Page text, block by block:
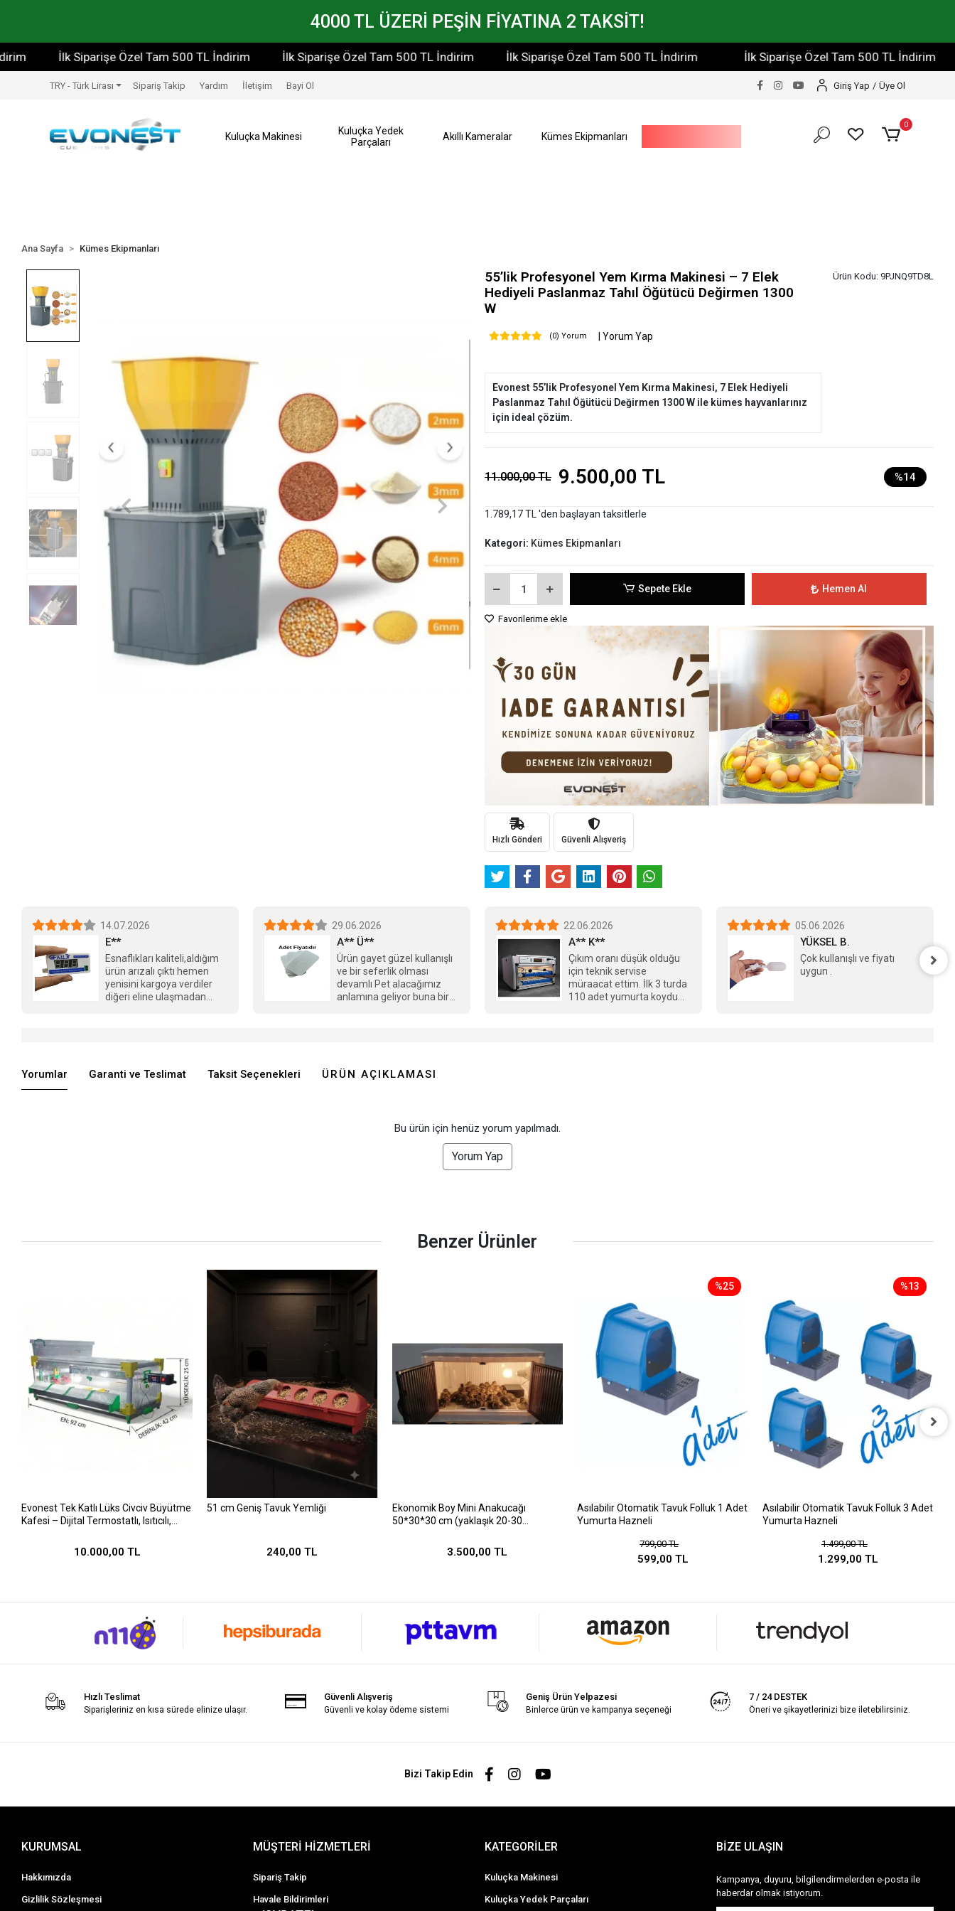
4000 TL ÜZERİ PEŞİN FİYATINA 2 TAKSİT!
İlk Siparişe Özel Tam 500 TL İndirim İlk Siparişe Özel Tam 500 TL İndirim İlk Siparişe Özel Tam 500 TL İndirim İlk Siparişe Özel Tam 500 TL İndirim
TRY - Türk Lirası Sipariş Takip Yardım İletişim Bayi Ol Giriş Yap / Üye Ol
Kuluçka Makinesi
Kuluçka Yedek
Parçaları
Akıllı Kameralar Kümes Ekipmanları
0
Ana Sayfa Kümes Ekipmanları
55’lik Profesyonel Yem Kırma Makinesi – 7 Elek
Hediyeli Paslanmaz Tahıl Öğütücü Değirmen 1300
W
Ürün Kodu: 9PJNQ9TD8L
(0) Yorum | Yorum Yap
Evonest 55’lik Profesyonel Yem Kırma Makinesi, 7 Elek Hediyeli
Paslanmaz Tahıl Öğütücü Değirmen 1300 W ile kümes hayvanlarınız
için ideal çözüm.
11.000,00 TL 9.500,00 TL %14
1.789,17 TL 'den başlayan taksitlerle
Kategori: Kümes Ekipmanları
Sepete Ekle Hemen Al
Favorilerime ekle
Hızlı Gönderi Güvenli Alışveriş
14.07.2026
E**
Esnaflıkları kaliteli,aldığım
ürün arızalı çıktı hemen
yenisini kargoya verdiler
diğeri eline ulaşmadan
29.06.2026
A** Ü**
Ürün gayet güzel kullanışlı
ve bir seferlik olması
devamlı Pet alacağımız
anlamına geliyor buna bir
22.06.2026
A** K**
Çıkım oranı düşük olduğu
için teknik servise
müraacat ettim. İlk 3 turda
110 adet yumurta koydum
basılı tutmuştuk. Keşke en
05.06.2026
YÜKSEL B.
Çok kullanışlı ve fiyatı
uygun .
Yorumlar Garanti ve Teslimat Taksit Seçenekleri ÜRÜN AÇIKLAMASI
Bu ürün için henüz yorum yapılmadı.
Yorum Yap
Benzer Ürünler
Evonest Tek Katlı Lüks Civciv Büyütme
Kafesi – Dijital Termostatlı, Isıtıcılı,
10.000,00 TL
51 cm Geniş Tavuk Yemliği
240,00 TL
Ekonomik Boy Mini Anakucağı
50*30*30 cm (yaklaşık 20-30
3.500,00 TL
%25
Asılabilir Otomatik Tavuk Folluk 1 Adet
Yumurta Hazneli
799,00 TL
599,00 TL
%13
Asılabilir Otomatik Tavuk Folluk 3 Adet
Yumurta Hazneli
1.499,00 TL
1.299,00 TL
Hızlı Teslimat
Siparişleriniz en kısa sürede elinize ulaşır.
Güvenli Alışveriş
Güvenli ve kolay ödeme sistemi
Geniş Ürün Yelpazesi
Binlerce ürün ve kampanya seçeneği
7 / 24 DESTEK
Öneri ve şikayetlerinizi bize iletebilirsiniz.
Bizi Takip Edin
KURUMSAL
Hakkımızda
Gizlilik Sözleşmesi
MÜŞTERİ HİZMETLERİ
Sipariş Takip
Havale Bildirimleri
KATEGORİLER
Kuluçka Makinesi
Kuluçka Yedek Parçaları
BİZE ULAŞIN
Kampanya, duyuru, bilgilendirmelerden e-posta ile
haberdar olmak istiyorum.